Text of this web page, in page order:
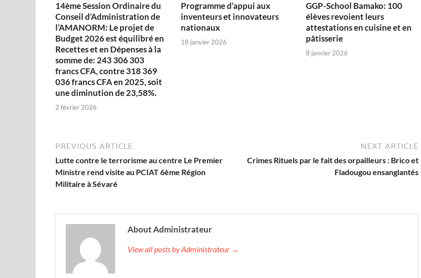
14ème Session Ordinaire du
Conseil d’Administration de
l’AMANORM: Le projet de
Budget 2026 est équilibré en
Recettes et en Dépenses à la
somme de: 243 306 303
francs CFA, contre 318 369
036 francs CFA en 2025, soit
une diminution de 23,58%.
2 février 2026
Programme d’appui aux
inventeurs et innovateurs
nationaux
18 janvier 2026
GGP-School Bamako: 100
élèves revoient leurs
attestations en cuisine et en
pâtisserie
8 janvier 2026
PREVIOUS ARTICLE
Lutte contre le terrorisme au centre Le Premier
Ministre rend visite au PCIAT 6ème Région
Militaire à Sévaré
NEXT ARTICLE
Crimes Rituels par le fait des orpailleurs : Brico et
Fladougou ensanglantés
About Administrateur
View all posts by Administrateur →